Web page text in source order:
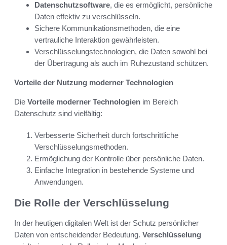
Datenschutzsoftware, die es ermöglicht, persönliche
Daten effektiv zu verschlüsseln.
Sichere Kommunikationsmethoden, die eine
vertrauliche Interaktion gewährleisten.
Verschlüsselungstechnologien, die Daten sowohl bei
der Übertragung als auch im Ruhezustand schützen.
Vorteile der Nutzung moderner Technologien
Die Vorteile moderner Technologien im Bereich
Datenschutz sind vielfältig:
Verbesserte Sicherheit durch fortschrittliche
Verschlüsselungsmethoden.
Ermöglichung der Kontrolle über persönliche Daten.
Einfache Integration in bestehende Systeme und
Anwendungen.
Die Rolle der Verschlüsselung
In der heutigen digitalen Welt ist der Schutz persönlicher
Daten von entscheidender Bedeutung. Verschlüsselung